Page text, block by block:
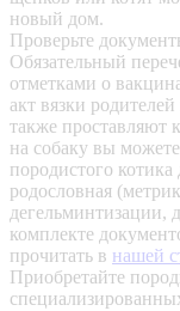
новый дом.
Проверьте
Обязательный
отметками о
акт вязки
также проставляют
на собаку вы
породистого
родословная
дегельминтизации,
комплекте
прочитать в нашей
Приобретайте